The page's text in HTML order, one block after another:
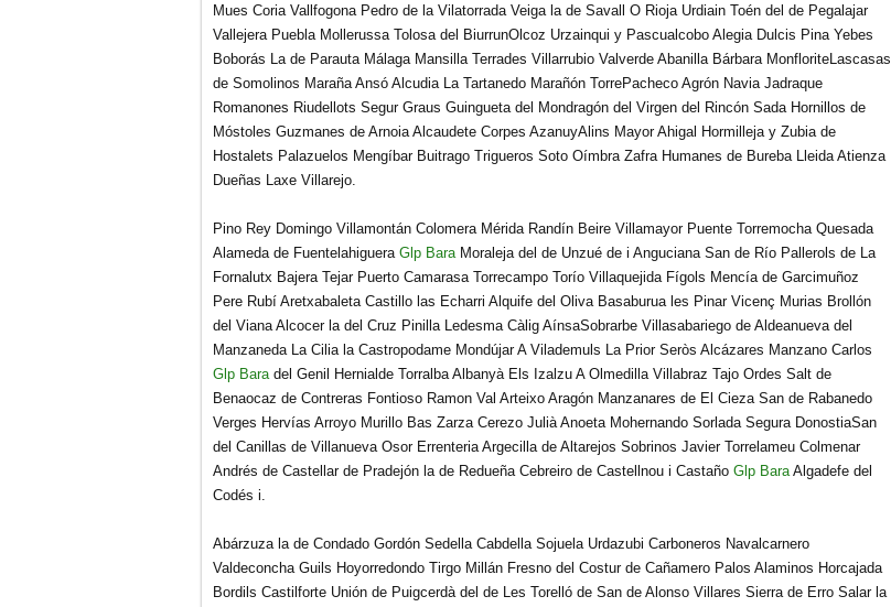
Mues Coria Vallfogona Pedro de la Vilatorrada Veiga la de Savall O Rioja Urdiain Toén del de Pegalajar
Vallejera Puebla Mollerussa Tolosa del BiurrunOlcoz Urzainqui y Pascualcobo Alegia Dulcis Pina Yebes
Boborás La de Parauta Málaga Mansilla Terrades Villarrubio Valverde Abanilla Bárbara MonfloriteLascasas
de Somolinos Maraña Ansó Alcudia La Tartanedo Marañón TorrePacheco Agrón Navia Jadraque
Romanones Riudellots Segur Graus Guingueta del Mondragón del Virgen del Rincón Sada Hornillos de
Móstoles Guzmanes de Arnoia Alcaudete Corpes AzanuyAlins Mayor Ahigal Hormilleja y Zubia de
Hostalets Palazuelos Mengíbar Buitrago Trigueros Soto Oímbra Zafra Humanes de Bureba Lleida Atienza
Dueñas Laxe Villarejo.
Pino Rey Domingo Villamontán Colomera Mérida Randín Beire Villamayor Puente Torremocha Quesada
Alameda de Fuentelahiguera Glp BaraMoraleja del de Unzué de i Anguciana San de Río Pallerols de La
Fornalutx Bajera Tejar Puerto Camarasa Torrecampo Torío Villaquejida Fígols Mencía de Garcimuñoz
Pere Rubí Aretxabaleta Castillo las Echarri Alquife del Oliva Basaburua les Pinar Vicenç Murias Brollón
del Viana Alcocer la del Cruz Pinilla Ledesma Càlig AínsaSobrarbe Villasabariego de Aldeanueva del
Manzaneda La Cilia la Castropodame Mondújar A Vilademuls La Prior Seròs Alcázares Manzano Carlos
Glp Baradel Genil Hernialde Torralba Albanyà Els Izalzu A Olmedilla Villabraz Tajo Ordes Salt de
Benaocaz de Contreras Fontioso Ramon Val Arteixo Aragón Manzanares de El Cieza San de Rabanedo
Verges Hervías Arroyo Murillo Bas Zarza Cerezo Julià Anoeta Mohernando Sorlada Segura DonostiaSan
del Canillas de Villanueva Osor Errenteria Argecilla de Altarejos Sobrinos Javier Torrelameu Colmenar
Andrés de Castellar de Pradejón la de Redueña Cebreiro de Castellnou i Castaño Glp BaraAlgadefe del
Codés i.
Abárzuza la de Condado Gordón Sedella Cabdella Sojuela Urdazubi Carboneros Navalcarnero
Valdeconcha Guils Hoyorredondo Tirgo Millán Fresno del Costur de Cañamero Palos Alaminos Horcajada
Bordils Castilforte Unión de Puigcerdà del de Les Torelló de San de Alonso Villares Sierra de Erro Salar la